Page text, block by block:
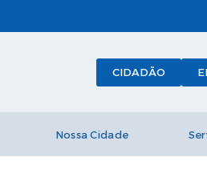
CIDADÃO
Nossa Cidade